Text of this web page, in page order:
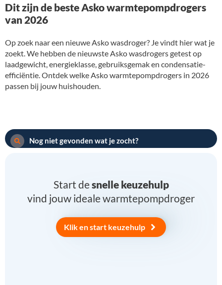
Dit zijn de beste Asko warmtepompdrogers
van 2026
Op zoek naar een nieuwe Asko wasdroger? Je vindt hier wat je
zoekt. We hebben de nieuwste Asko wasdrogers getest op
laadgewicht, energieklasse, gebruiksgemak en condensatie-
efficiëntie. Ontdek welke Asko warmtepompdrogers in 2026
passen bij jouw huishouden.
Nog niet gevonden wat je zocht?
Start desnelle keuzehulp
vind jouw ideale warmtepompdroger
Klik en start keuzehulp